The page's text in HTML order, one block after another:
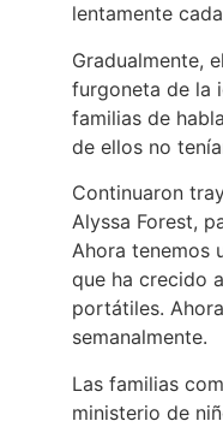
lentamente
Gradualmente,
furgoneta de la
familias de
de ellos no
Continuaron
Alyssa Forest,
Ahora tenemos
que ha crecido
portátiles.
semanalmente.
Las familias
ministerio de